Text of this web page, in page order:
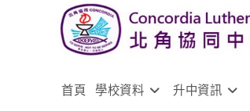
首頁 學校資料 升中資訊